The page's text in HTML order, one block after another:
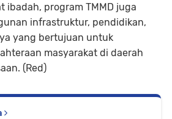
ibadah, program TMMD juga
infrastruktur, pendidikan,
yang bertujuan untuk
masyarakat di daerah
(Red)